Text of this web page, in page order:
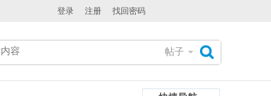
登录 注册 找回密码
帖子